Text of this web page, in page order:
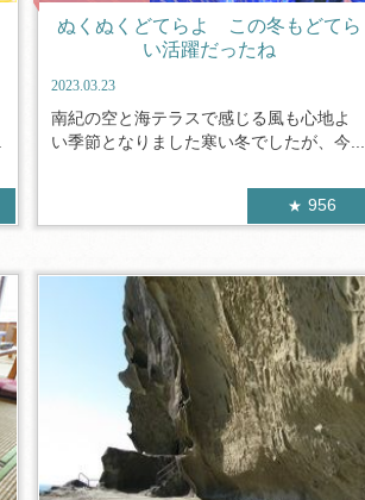
ぬくぬくどてらよ この冬もどてら
い活躍だったね
2023.03.23
南紀の空と海テラスで感じる風も心地よ
い季節となりました寒い冬でしたが、今...
956